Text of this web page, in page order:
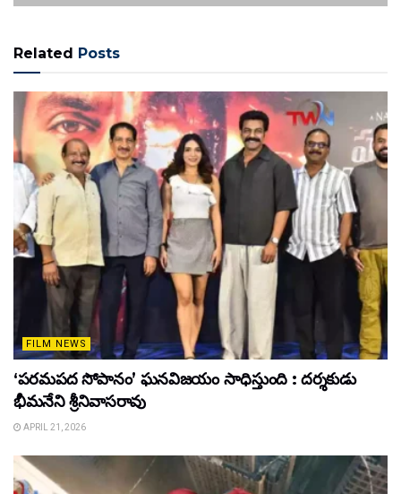
Related Posts
FILM NEWS
‘పరమపద సోపానం’ ఘనవిజయం సాధిస్తుంది : దర్శకుడు
భీమనేని శ్రీనివాసరావు
APRIL 21, 2026